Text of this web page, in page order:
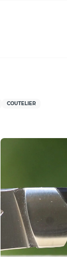
COUTELIER